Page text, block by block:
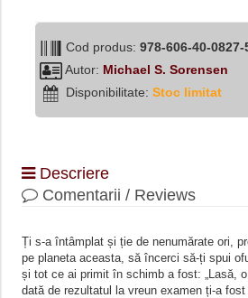
Cod produs: 978-606-40-0827-
Autor: Michael S. Sorensen
Disponibilitate: Stoc limitat
Descriere
Comentarii / Reviews
Ți s-a întâmplat și ție de nenumărate ori,
pe planeta aceasta, să încerci să-ți spui
și tot ce ai primit în schimb a fost: „Lasă,
dată de rezultatul la vreun examen ți-a